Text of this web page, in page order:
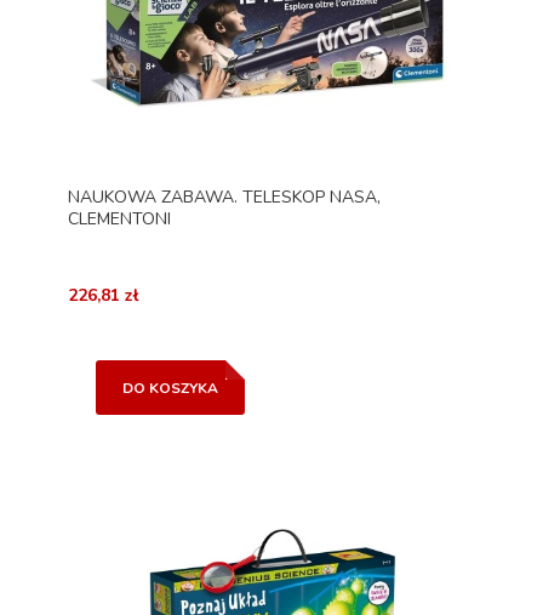
NAUKOWA ZABAWA. TELESKOP NASA,
CLEMENTONI
226,81 zł
DO KOSZYKA